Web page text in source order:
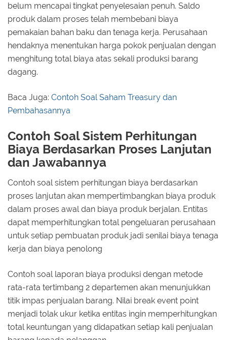
belum mencapai tingkat penyelesaian penuh. Saldo
produk dalam proses telah membebani biaya
pemakaian bahan baku dan tenaga kerja. Perusahaan
hendaknya menentukan harga pokok penjualan dengan
menghitung total biaya atas sekali produksi barang
dagang.
Baca Juga: Contoh Soal Saham Treasury dan
Pembahasannya
Contoh Soal Sistem Perhitungan
Biaya Berdasarkan Proses Lanjutan
dan Jawabannya
Contoh soal sistem perhitungan biaya berdasarkan
proses lanjutan akan mempertimbangkan biaya produk
dalam proses awal dan biaya produk berjalan. Entitas
dapat memperhitungkan total pengeluaran perusahaan
untuk setiap pembuatan produk jadi senilai biaya tenaga
kerja dan biaya penolong
Contoh soal laporan biaya produksi dengan metode
rata-rata tertimbang 2 departemen akan menunjukkan
titik impas penjualan barang. Nilai break event point
menjadi tolak ukur ketika entitas ingin memperhitungkan
total keuntungan yang didapatkan setiap kali penjualan